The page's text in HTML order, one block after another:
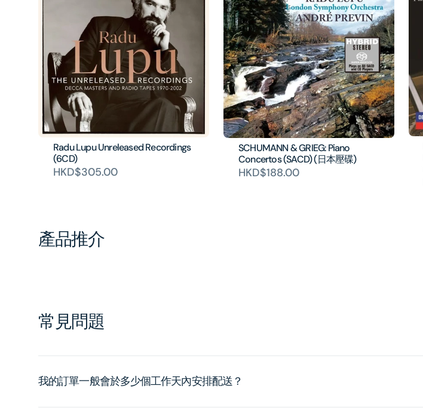
Radu Lupu Unreleased Recordings
(6CD)
HKD$305.00
SCHUMANN & GRIEG: Piano
Concertos (SACD) (日本壓碟)
HKD$188.00
產品推介
常見問題
我的訂單一般會於多少個工作天內安排配送？